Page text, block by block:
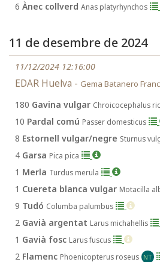
6 Ànec collverd Anas platyrhynchos
11 de desembre de 2024
11/12/2024 12:16:00
EDAR Huelva - Gema Batanero
180 Gavina vulgar Chroicocephalus
10 Pardal comú Passer domesticus
8 Estornell vulgar/negre Sturnus
4 Garsa Pica pica
1 Merla Turdus merula
1 Cuereta blanca vulgar Motacilla
9 Tudó Columba palumbus
2 Gavià argentat Larus michahellis
1 Gavià fosc Larus fuscus
2 Flamenc Phoenicopterus roseus NT